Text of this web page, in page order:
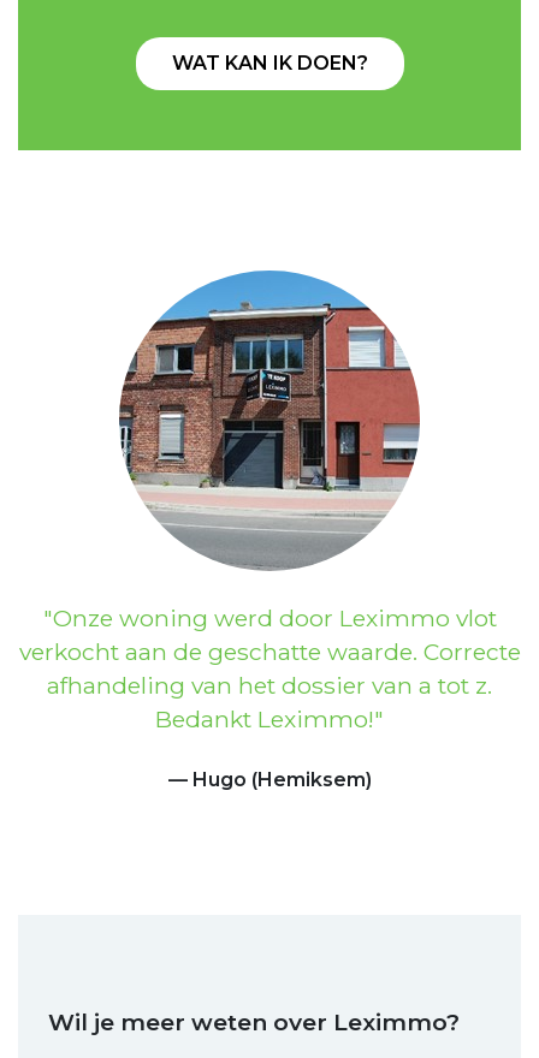
WAT KAN IK DOEN?
Onze woning werd door Leximmo vlot
verkocht aan de geschatte waarde. Correcte
afhandeling van het dossier van a tot z.
Bedankt Leximmo!
Hugo (Hemiksem)
Wil je meer weten over Leximmo?